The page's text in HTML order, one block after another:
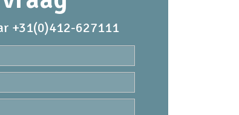
+31(0)412-627111